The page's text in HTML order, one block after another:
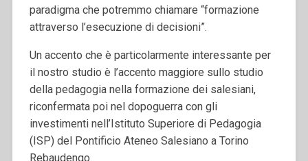
paradigma che potremmo chiamare “formazione
attraverso l’esecuzione di decisioni”.
Un accento che è particolarmente interessante per
il nostro studio è l’accento maggiore sullo studio
della pedagogia nella formazione dei salesiani,
riconfermata poi nel dopoguerra con gli
investimenti nell’Istituto Superiore di Pedagogia
(ISP) del Pontificio Ateneo Salesiano a Torino
Rebaudengo.